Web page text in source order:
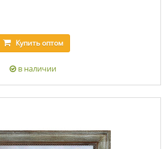
Купитьоптом
в наличии